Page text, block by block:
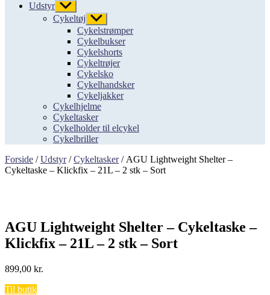
Udstyr Vis
undermenu
Cykeltøj Vis
undermenu
Cykelstrømper
Cykelbukser
Cykelshorts
Cykeltrøjer
Cykelsko
Cykelhandsker
Cykeljakker
Cykelhjelme
Cykeltasker
Cykelholder til elcykel
Cykelbriller
Forside /Udstyr/Cykeltasker/ AGU Lightweight Shelter –
Cykeltaske – Klickfix – 21L – 2 stk – Sort
AGU Lightweight Shelter – Cykeltaske –
Klickfix – 21L – 2 stk – Sort
899,00 kr.
Til butik